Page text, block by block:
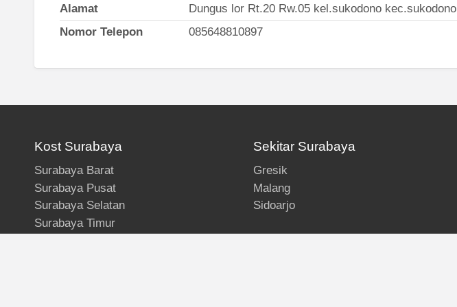
Alamat
Dungus lor Rt.20 Rw.05 kel.sukodono kec.sukodono
Nomor Telepon
085648810897
Kost Surabaya
Surabaya Barat
Surabaya Pusat
Surabaya Selatan
Surabaya Timur
Sekitar Surabaya
Gresik
Malang
Sidoarjo